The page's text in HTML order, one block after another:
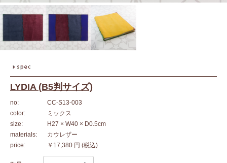
LYDIA (B5判サイズ)
no:
CC-S13-003
color:
ミックス
size:
H27 × W40 × D0.5cm
materials:
カウレザー
price:
￥17,380 円 (税込)